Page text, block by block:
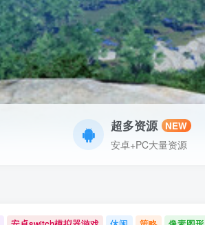
超多资源 NEW
安卓+PC大量资源